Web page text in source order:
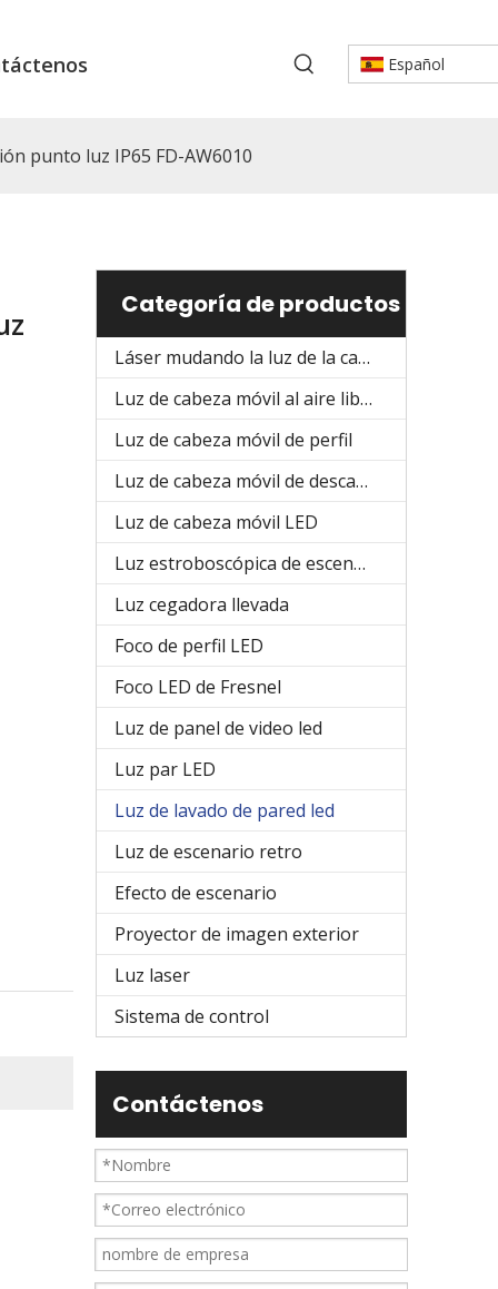
Español
punto luz IP65 FD-AW6010
Categoría de productos
Láser mudando la luz de la cabeza
Luz de cabeza móvil al aire libre
Luz de cabeza móvil de perfil
Luz de cabeza móvil de descarga
Luz de cabeza móvil LED
Luz estroboscópica de escenario
Luz cegadora llevada
Foco de perfil LED
Foco LED de Fresnel
Luz de panel de video led
Luz par LED
Luz de lavado de pared led
Luz de escenario retro
Efecto de escenario
Proyector de imagen exterior
Luz laser
Sistema de control
Contáctenos